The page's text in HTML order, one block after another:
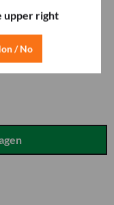
upper right
/ Nodei Conti di